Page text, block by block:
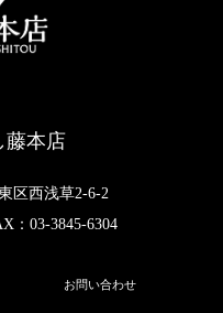
藤本店
区西浅草2-6-2
：03-3845-6304
お問い合わせ